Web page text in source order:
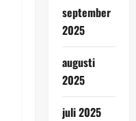
september
2025
augusti
2025
juli 2025